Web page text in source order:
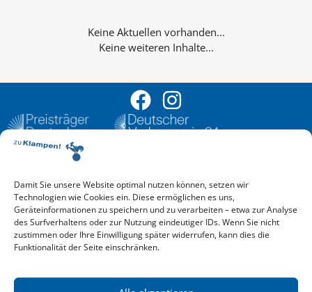
Damit Sie unsere Website optimal nutzen können, setzen wir
Technologien wie Cookies ein. Diese ermöglichen es uns,
Geräteinformationen zu speichern und zu verarbeiten – etwa zur Analyse
des Surfverhaltens oder zur Nutzung eindeutiger IDs. Wenn Sie nicht
zustimmen oder Ihre Einwilligung später widerrufen, kann dies die
Funktionalität der Seite einschränken.
Keine weiteren Inhalte...
Aktuelle Vorschau
Entdecken Sie das aktuelle zu-Klampen!-Verlagsprogramm.
Hier finden Sie die Verlagsvorschau – einfach direkt online
reinlesen oder herunterladen.
Download: Vorschau zu Klampen! Herbst 2026
Mehr aktuelle Vorschauen ansehen
News zu aktuellen Neuheiten und Nachrichten im zu Klampen!